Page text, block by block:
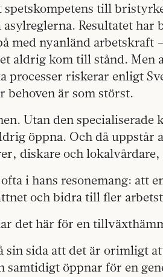
spetskompetens till
Resultatet har
med nyanländ arbetskraft
aldrig kom till stånd. Men
processer riskerar enligt
är som störst.
Utan den
öppna. Och då uppstår
diskare och lokalvårdare,
i hans resonemang: att
och bidra till fler
det här för en
sin sida att det är orimligt
samtidigt öppnar för en